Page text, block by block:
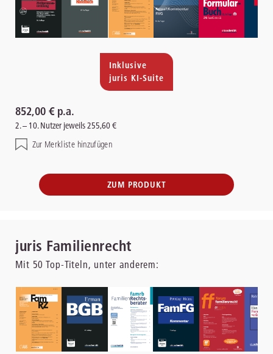
Inklusive
juris KI-Suite
852,00 € p.a.
2. – 10. Nutzer jeweils 255,60 €
Zur Merkliste hinzufügen
ZUM PRODUKT
juris Familienrecht
Mit 50 Top-Titeln, unter anderem: